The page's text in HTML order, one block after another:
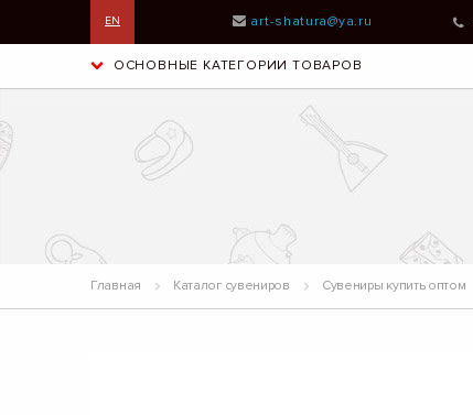
EN art-shatura@ya.ru
ОСНОВНЫЕ КАТЕГОРИИ ТОВАРОВ
Главная Каталог сувениров Сувениры купить оптом